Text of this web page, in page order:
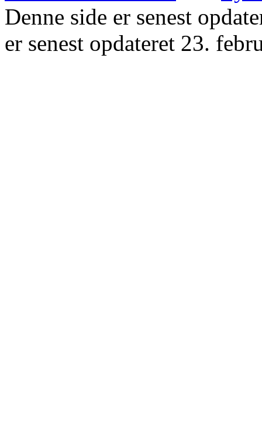
Denne side er senest
er senest opdateret 23.